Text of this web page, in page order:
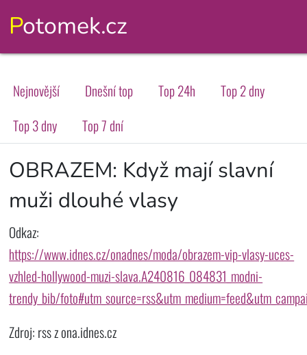
Potomek.cz
Nejnovější Dnešní top Top 24h
Top 2 dny
Top 3 dny
Top 7 dní
OBRAZEM: Když mají slavní
muži dlouhé vlasy
Odkaz:
https://www.idnes.cz/onadnes/moda/obrazem-vip-vlasy-uces-
vzhled-hollywood-muzi-slava.A240816_084831_modni-
trendy_bib/
Zdroj: rss z ona.idnes.cz